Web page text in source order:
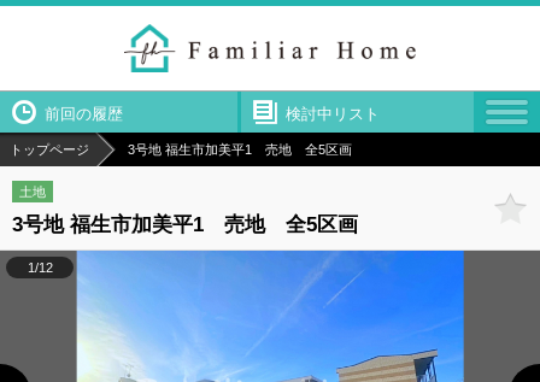
前回の履歴 検討中リスト
トップページ 3号地 福生市加美平1 売地 全5区画
土地
3号地 福生市加美平1 売地 全5区画
1/12